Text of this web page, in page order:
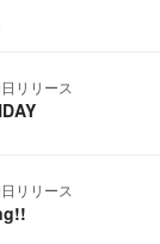
リリース
リリース